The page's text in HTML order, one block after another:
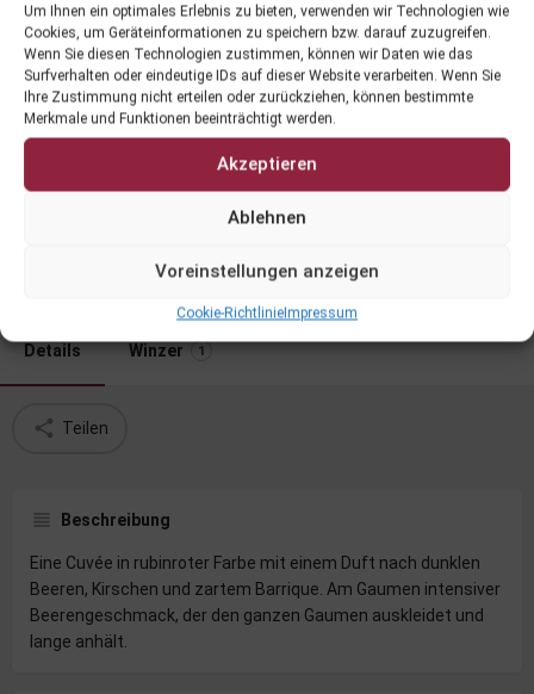
Um Ihnen ein optimales Erlebnis zu bieten, verwenden wir Technologien wie
Cookies, um Geräteinformationen zu speichern bzw. darauf zuzugreifen.
Wenn Sie diesen Technologien zustimmen, können wir Daten wie das
Surfverhalten oder eindeutige IDs auf dieser Website verarbeiten. Wenn Sie
Ihre Zustimmung nicht erteilen oder zurückziehen, können bestimmte
Merkmale und Funktionen beeinträchtigt werden.
Akzeptieren
Ablehnen
Voreinstellungen anzeigen
Cookie-RichtlinieImpressum
Wild Cuvée 20
Datenblatt
Details Winzer 1
Teilen
Beschreibung
Eine Cuvée in rubinroter Farbe mit einem Duft nach dunklen
Beeren, Kirschen und zartem Barrique. Am Gaumen intensiver
Beerengeschmack, der den ganzen Gaumen auskleidet und
lange anhält.